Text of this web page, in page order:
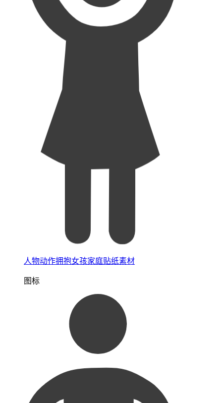
人物动作拥抱女孩家庭贴纸素材
图标